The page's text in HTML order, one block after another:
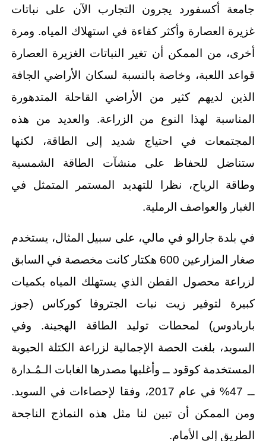
جامعة أكسفورد يجرون التجارب الآن على نباتات
غزيرة العصارة وأكثر كفاءة في استهلاك المياه. ومرة
أخرى، من الممكن أن تغير النباتات الغزيرة العصارة
قواعد اللعبة، وخاصة بالنسبة لسكان الأراضي الجافة
الذين لديهم كثير من الأراضي القاحلة المتدهورة
المناسبة لهذا النوع من الزراعة. والعديد من هذه
المجتمعات في احتياج شديد إلى الطاقة، لكنها
ستناضل للحفاظ على منشآت الطاقة الشمسية
وطاقة الرياح، نظرا للتهديد المستمر المتمثل في
الغبار والعواصف الرملية.
في بلدة جارالو في مالي، على سبيل المثال، يستخدم
صغار المزارعين 600 هكتار كانت مخصصة في السابق
لزراعة محصول القطن الذي يستهلك المياه بكميات
كبيرة لتوفير زيت نبات الجتروفا كوركاس (جوز
باربادوس) لمحطات توليد الطاقة الهجينة. وفي
السويد، بلغت الحصة الإجمالية لزراعة الكتلة الحيوية
المستخدمة كوقود ــ وأغلبها مصدرها الغابات الـمُـدارة
ــ 47% في عام 2017، وفقا لإحصاءات في السويد.
ومن الممكن أن تبين لنا مثل هذه النماذج الناجحة
الطريق إلى الأمام.